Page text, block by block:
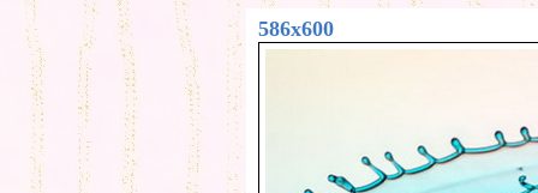
586x600